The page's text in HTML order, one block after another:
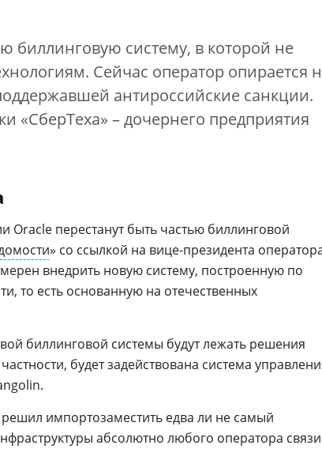
биллинговую систему, в которой не
Сейчас оператор опирается
антироссийские санкции.
«СберТеха» – дочернего предприятия
Oracle перестанут быть частью биллинговой
» со ссылкой на вице-президента
внедрить новую систему, построенную по
то есть основанную на отечественных
биллинговой системы будут лежать решения
будет задействована система
решил импортозаместить едва ли не самый
абсолютно любого оператора